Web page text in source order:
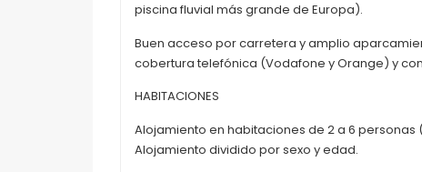
piscina fluvial más grande de Europa).
Buen acceso por carretera y amplio
cobertura telefónica (Vodafone y Orange) y
HABITACIONES
Alojamiento en habitaciones de 2 a 6 personas
Alojamiento dividido por sexo y edad.